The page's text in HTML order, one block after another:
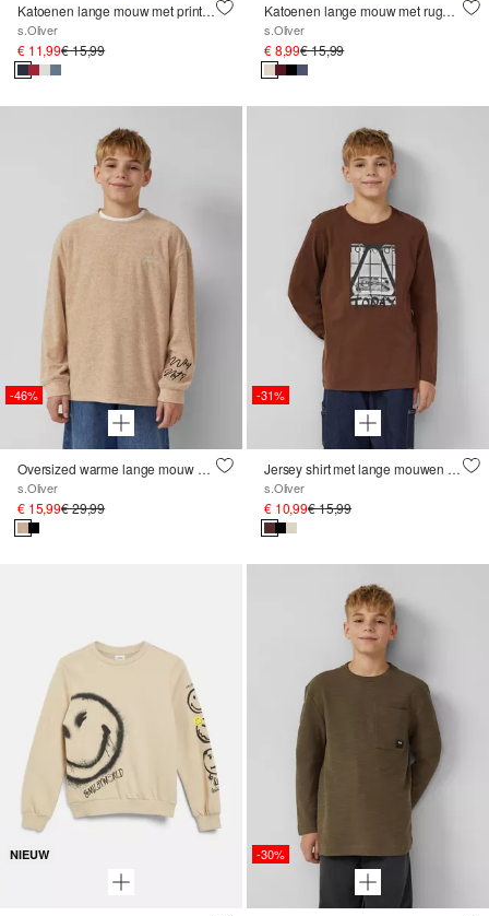
Katoenen lange mouw met print en omkeerbare pailletten
s.Oliver
€ 11,99€ 15,99
Katoenen lange mouw met rugprint
s.Oliver
€ 8,99€ 15,99
-46%
Oversized warme lange mouw met textuur
s.Oliver
€ 15,99€ 29,99
-31%
Jersey shirt met lange mouwen en print op de voorkant in een normale pasvorm
s.Oliver
€ 10,99€ 15,99
NIEUW -30%